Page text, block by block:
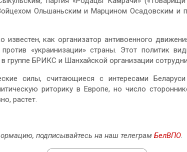
Ольшаньским и Марцином Осадовским и
известен, как организатор антивоенного
«украинизации» страны. Этот политик
группе БРИКС и Шанхайской организации
силы, считающиеся с интересами
риторику в Европе, но число
растет.
подписывайтесь на наш телеграм БелВПО.